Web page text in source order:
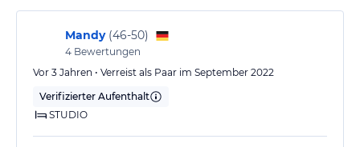
Mandy (46-50)
4 Bewertungen
Vor 3 Jahren • Verreist als Paar im September 2022
Verifizierter Aufenthalt
STUDIO